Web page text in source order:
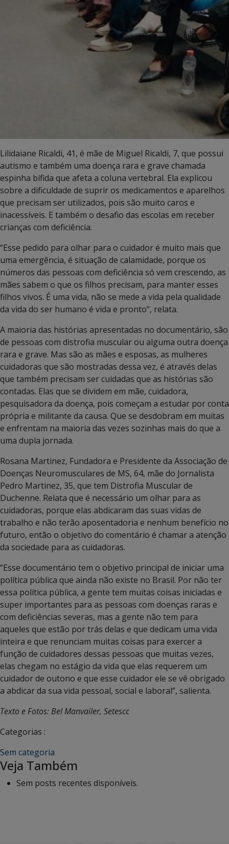
Lilidaiane Ricaldi, 41, é mãe de Miguel Ricaldi, 7, que possui
autismo e também uma doença rara e grave chamada
espinha bífida que afeta a coluna vertebral. Ela explicou
sobre a dificuldade de suprir os medicamentos e aparelhos
que precisam ser utilizados, pois são muito caros e
inacessíveis. E também o desafio das escolas em receber
crianças com deficiência.
“Esse pedido para olhar para o cuidador é muito mais que
uma emergência, é situação de calamidade, porque os
números das pessoas com deficiência só vem crescendo, as
mães sabem o que os filhos precisam, para manter esses
filhos vivos. É uma vida, não se mede a vida pela qualidade
da vida do ser humano é vida e pronto”, relata.
A maioria das histórias apresentadas no documentário, são
de pessoas com distrofia muscular ou alguma outra doença
rara e grave. Mas são as mães e esposas, as mulheres
cuidadoras que são mostradas dessa vez, é através delas
que também precisam ser cuidadas que as histórias são
contadas. Elas que se dividem em mãe, cuidadora,
pesquisadora da doença, pois começam a estudar por conta
própria e militante da causa. Que se desdobram em muitas
e enfrentam na maioria das vezes sozinhas mais do que a
uma dupla jornada.
Rosana Martinez, Fundadora e Presidente da Associação de
Doenças Neuromusculares de MS, 64, mãe do Jornalista
Pedro Martinez, 35, que tem Distrofia Muscular de
Duchenne. Relata que é necessário um olhar para as
cuidadoras, porque elas abdicaram das suas vidas de
trabalho e não terão aposentadoria e nenhum benefício no
futuro, então o objetivo do comentário é chamar a atenção
da sociedade para as cuidadoras.
“Esse documentário tem o objetivo principal de iniciar uma
política pública que ainda não existe no Brasil. Por não ter
essa política pública, a gente tem muitas coisas iniciadas e
super importantes para as pessoas com doenças raras e
com deficiências severas, mas a gente não tem para
aqueles que estão por trás delas e que dedicam uma vida
inteira e que renunciam muitas coisas para exercer a
função de cuidadores dessas pessoas que muitas vezes,
elas chegam no estágio da vida que elas requerem um
cuidador de outono e que esse cuidador ele se vê obrigado
a abdicar da sua vida pessoal, social e laboral”, salienta.
Texto e Fotos: Bel Manvailer, Setescc
Categorias :
Sem categoria
Veja Também
Sem posts recentes disponíveis.